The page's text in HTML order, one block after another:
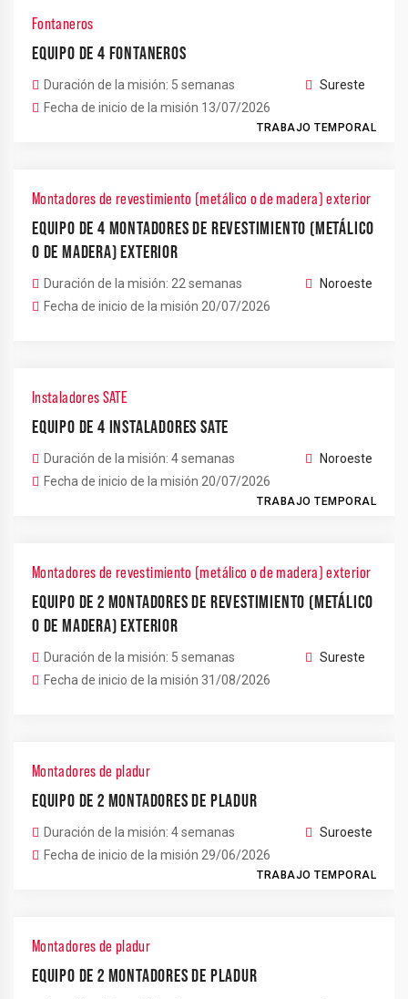
Fontaneros
EQUIPO DE 4 FONTANEROS
Duración de la misión: 5 semanas
Fecha de inicio de la misión 13/07/2026
Sureste
TRABAJO TEMPORAL
Montadores de revestimiento (metálico o de madera) exterior
EQUIPO DE 4 MONTADORES DE REVESTIMIENTO (METÁLICO
O DE MADERA) EXTERIOR
Duración de la misión: 22 semanas
Fecha de inicio de la misión 20/07/2026
Noroeste
Instaladores SATE
EQUIPO DE 4 INSTALADORES SATE
Duración de la misión: 4 semanas
Fecha de inicio de la misión 20/07/2026
Noroeste
TRABAJO TEMPORAL
Montadores de revestimiento (metálico o de madera) exterior
EQUIPO DE 2 MONTADORES DE REVESTIMIENTO (METÁLICO
O DE MADERA) EXTERIOR
Duración de la misión: 5 semanas
Fecha de inicio de la misión 31/08/2026
Sureste
Montadores de pladur
EQUIPO DE 2 MONTADORES DE PLADUR
Duración de la misión: 4 semanas
Fecha de inicio de la misión 29/06/2026
Suroeste
TRABAJO TEMPORAL
Montadores de pladur
EQUIPO DE 2 MONTADORES DE PLADUR